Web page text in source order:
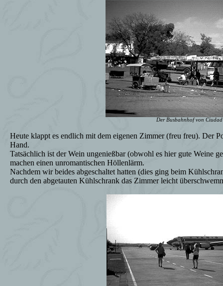
Der Busbahnhof von Ciudad
Heute klappt es endlich mit dem eigenen Zimmer (freu freu). Der
Hand.
Tatsächlich ist der Wein ungenießbar (obwohl es hier gute Weine
machen einen unromantischen Höllenlärm.
Nachdem wir beides abgeschaltet hatten (dies ging beim
durch den abgetauten Kühlschrank das Zimmer leicht